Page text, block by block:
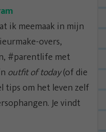
ik meemaak in mijn
overs,
#parentlife met
outfit of today(of die
tips om het leven zelf
Je vindt